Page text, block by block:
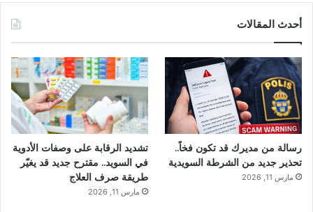
أحدث المقالات
رسالة من مديرك قد تكون فخاً..
تحذير جديد من الشرطة السويدية
مارس 11, 2026
تشديد الرقابة على وصفات الأدوية
في السويد.. مقترح جديد قد يغيّر
طريقة صرف العلاج
مارس 11, 2026